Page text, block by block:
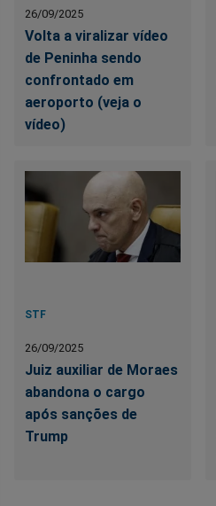
26/09/2025
Volta a viralizar vídeo
de Peninha sendo
confrontado em
aeroporto (veja o
vídeo)
STF
26/09/2025
Juiz auxiliar de Moraes
abandona o cargo
após sanções de
Trump